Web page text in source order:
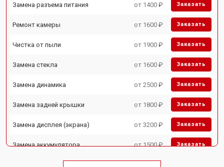
Замена разъема питания от 1400 ₽ Заказать
Ремонт камеры от 1600 ₽ Заказать
Чистка от пыли от 1900 ₽ Заказать
Замена стекла от 1600 ₽ Заказать
Замена динамика от 2500 ₽ Заказать
Замена задней крышки от 1800 ₽ Заказать
Замена дисплея (экрана) от 3200 ₽ Заказать
Замена аккумулятора от 1500 ₽ Заказать